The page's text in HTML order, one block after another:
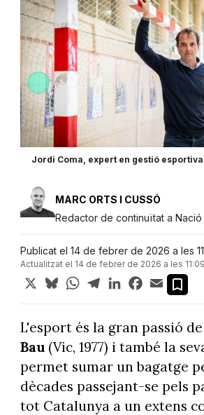
Jordi Coma, expert en gestió
MARC ORTS I CUSSÓ
Redactor de continuïtat a Nació
Publicat el 14 de febrer de 2026 a les
Actualitzat el 14 de febrer de 2026 a les 11:09
X BlueskyWhatsApp
TelegramLinkedInFacebook
Email
L'esport és la gran passió de
Bau(Vic, 1977) i també la
permet sumar un bagatge
dècades passejant-se pels
tot Catalunya a un extens